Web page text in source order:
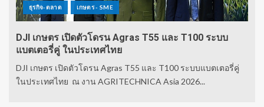
ธุรกิจ-ตลาด เกษตร - SME
DJI เกษตร เปิดตัวโดรน Agras T55 และ T100 ระบบ
แบตเตอรี่คู่ ในประเทศไทย
DJI เกษตร เปิดตัวโดรน Agras T55 และ T100 ระบบแบตเตอรี่คู่
ในประเทศไทย ณ งาน AGRITECHNICA Asia 2026...